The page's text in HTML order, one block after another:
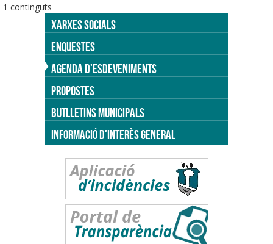
1 continguts
XARXES SOCIALS
ENQUESTES
AGENDA D'ESDEVENIMENTS
PROPOSTES
BUTLLETINS MUNICIPALS
INFORMACIÓ D'INTERÈS GENERAL